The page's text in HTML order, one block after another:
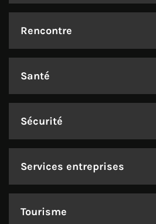
Rencontre
Santé
Sécurité
Services entreprises
Tourisme